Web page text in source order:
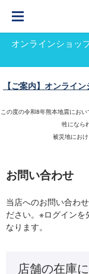
オンラインショッ
【ご案内】オンライ
この度の令和8年熊本地震にお
牲になら
被災地にお
お問い合わせ
当店へのお問い合わ
ださい。※ログイン
なります。
店舗の在庫